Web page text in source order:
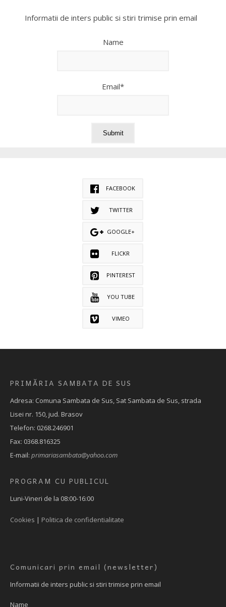
Informatii de inters public si stiri trimise prin email
Name
Email*
FACEBOOK
TWITTER
GOOGLE+
FLICKR
PINTEREST
YOU TUBE
VIMEO
PRIMĂRIA SAMBATA DE SUS
Adresa: Comuna Sambata de Sus, Sat Sambata de Sus, strada
Lisei nr. 150, jud. Brasov
Telefon: 0268.246901
Fax: 0368.816325
E-mail: primariasambata@yahoo.com
PROGRAM CU PUBLICUL
Luni-Vineri de la 08:00-16:00
Cookies | Politica de confidentialitate
Comunicari prin email (newsletter)
Informatii de inters public si stiri trimise prin email
Name